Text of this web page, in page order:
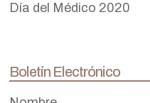
Día del Médico 2020
Boletín Electrónico